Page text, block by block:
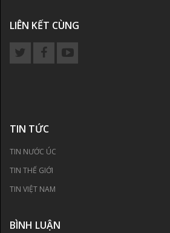
LIÊN KẾT CÙNG
TIN TỨC
TIN NƯỚC ÚC
TIN THẾ GIỚI
TIN VIỆT NAM
BÌNH LUẬN